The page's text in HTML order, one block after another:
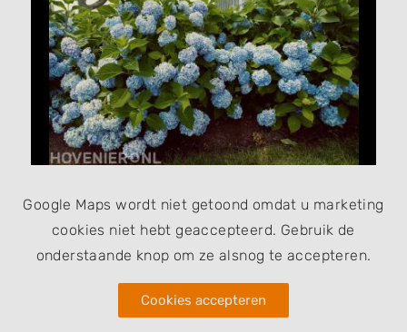
Google Maps wordt niet getoond omdat u marketing
cookies niet hebt geaccepteerd. Gebruik de
onderstaande knop om ze alsnog te accepteren.
Cookies accepteren